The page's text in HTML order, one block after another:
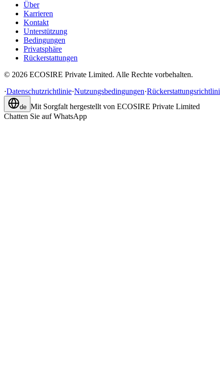
Über
Karrieren
Kontakt
Unterstützung
Bedingungen
Privatsphäre
Rückerstattungen
© 2026 ECOSIRE Private Limited. Alle Rechte vorbehalten.
·Datenschutzrichtlinie·Nutzungsbedingungen·
de Mit Sorgfalt hergestellt von ECOSIRE Private Limited
Chatten Sie auf WhatsApp